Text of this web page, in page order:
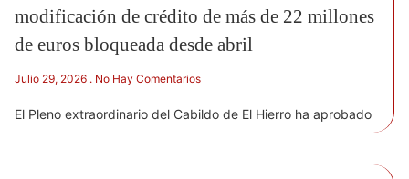
modificación de crédito de más de 22 millones
de euros bloqueada desde abril
Julio 29, 2026 No Hay Comentarios
El Pleno extraordinario del Cabildo de El Hierro ha aprobado